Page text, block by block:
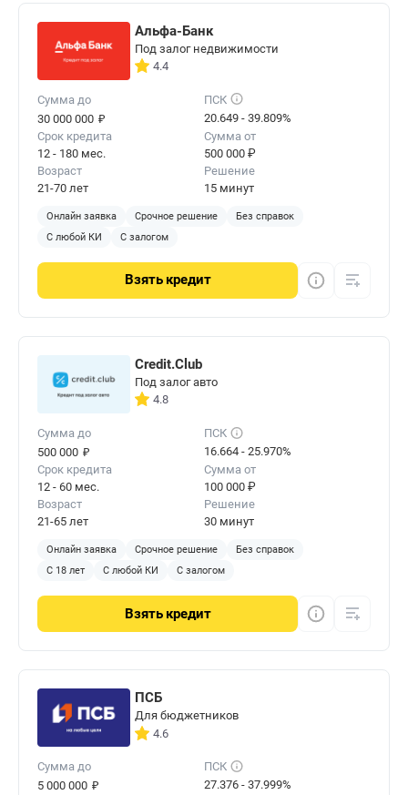
Альфа-Банк
Под залог недвижимости
4.4
Сумма до
30 000 000 ₽
ПСК
20.649 - 39.809%
Срок кредита
12 - 180 мес.
Сумма от
500 000 ₽
Возраст
21-70 лет
Решение
15 минут
Онлайн заявка Срочное решение
Без справок
С любой КИ
С залогом
Взять кредит
Credit.Club
Под залог авто
4.8
Сумма до
500 000 ₽
ПСК
16.664 - 25.970%
Срок кредита
12 - 60 мес.
Сумма от
100 000 ₽
Возраст
21-65 лет
Решение
30 минут
Онлайн заявка Срочное решение
Без справок
С 18 лет
С любой КИ С залогом
Взять кредит
ПСБ
Для бюджетников
4.6
Сумма до
5 000 000 ₽
ПСК
27.376 - 37.999%